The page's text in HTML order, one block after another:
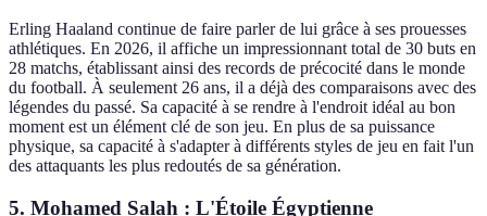
Erling Haaland continue de faire parler de lui grâce à ses prouesses
athlétiques. En 2026, il affiche un impressionnant total de 30 buts en
28 matchs, établissant ainsi des records de précocité dans le monde
du football. À seulement 26 ans, il a déjà des comparaisons avec des
légendes du passé. Sa capacité à se rendre à l'endroit idéal au bon
moment est un élément clé de son jeu. En plus de sa puissance
physique, sa capacité à s'adapter à différents styles de jeu en fait l'un
des attaquants les plus redoutés de sa génération.
5. Mohamed Salah : L'Étoile Égyptienne